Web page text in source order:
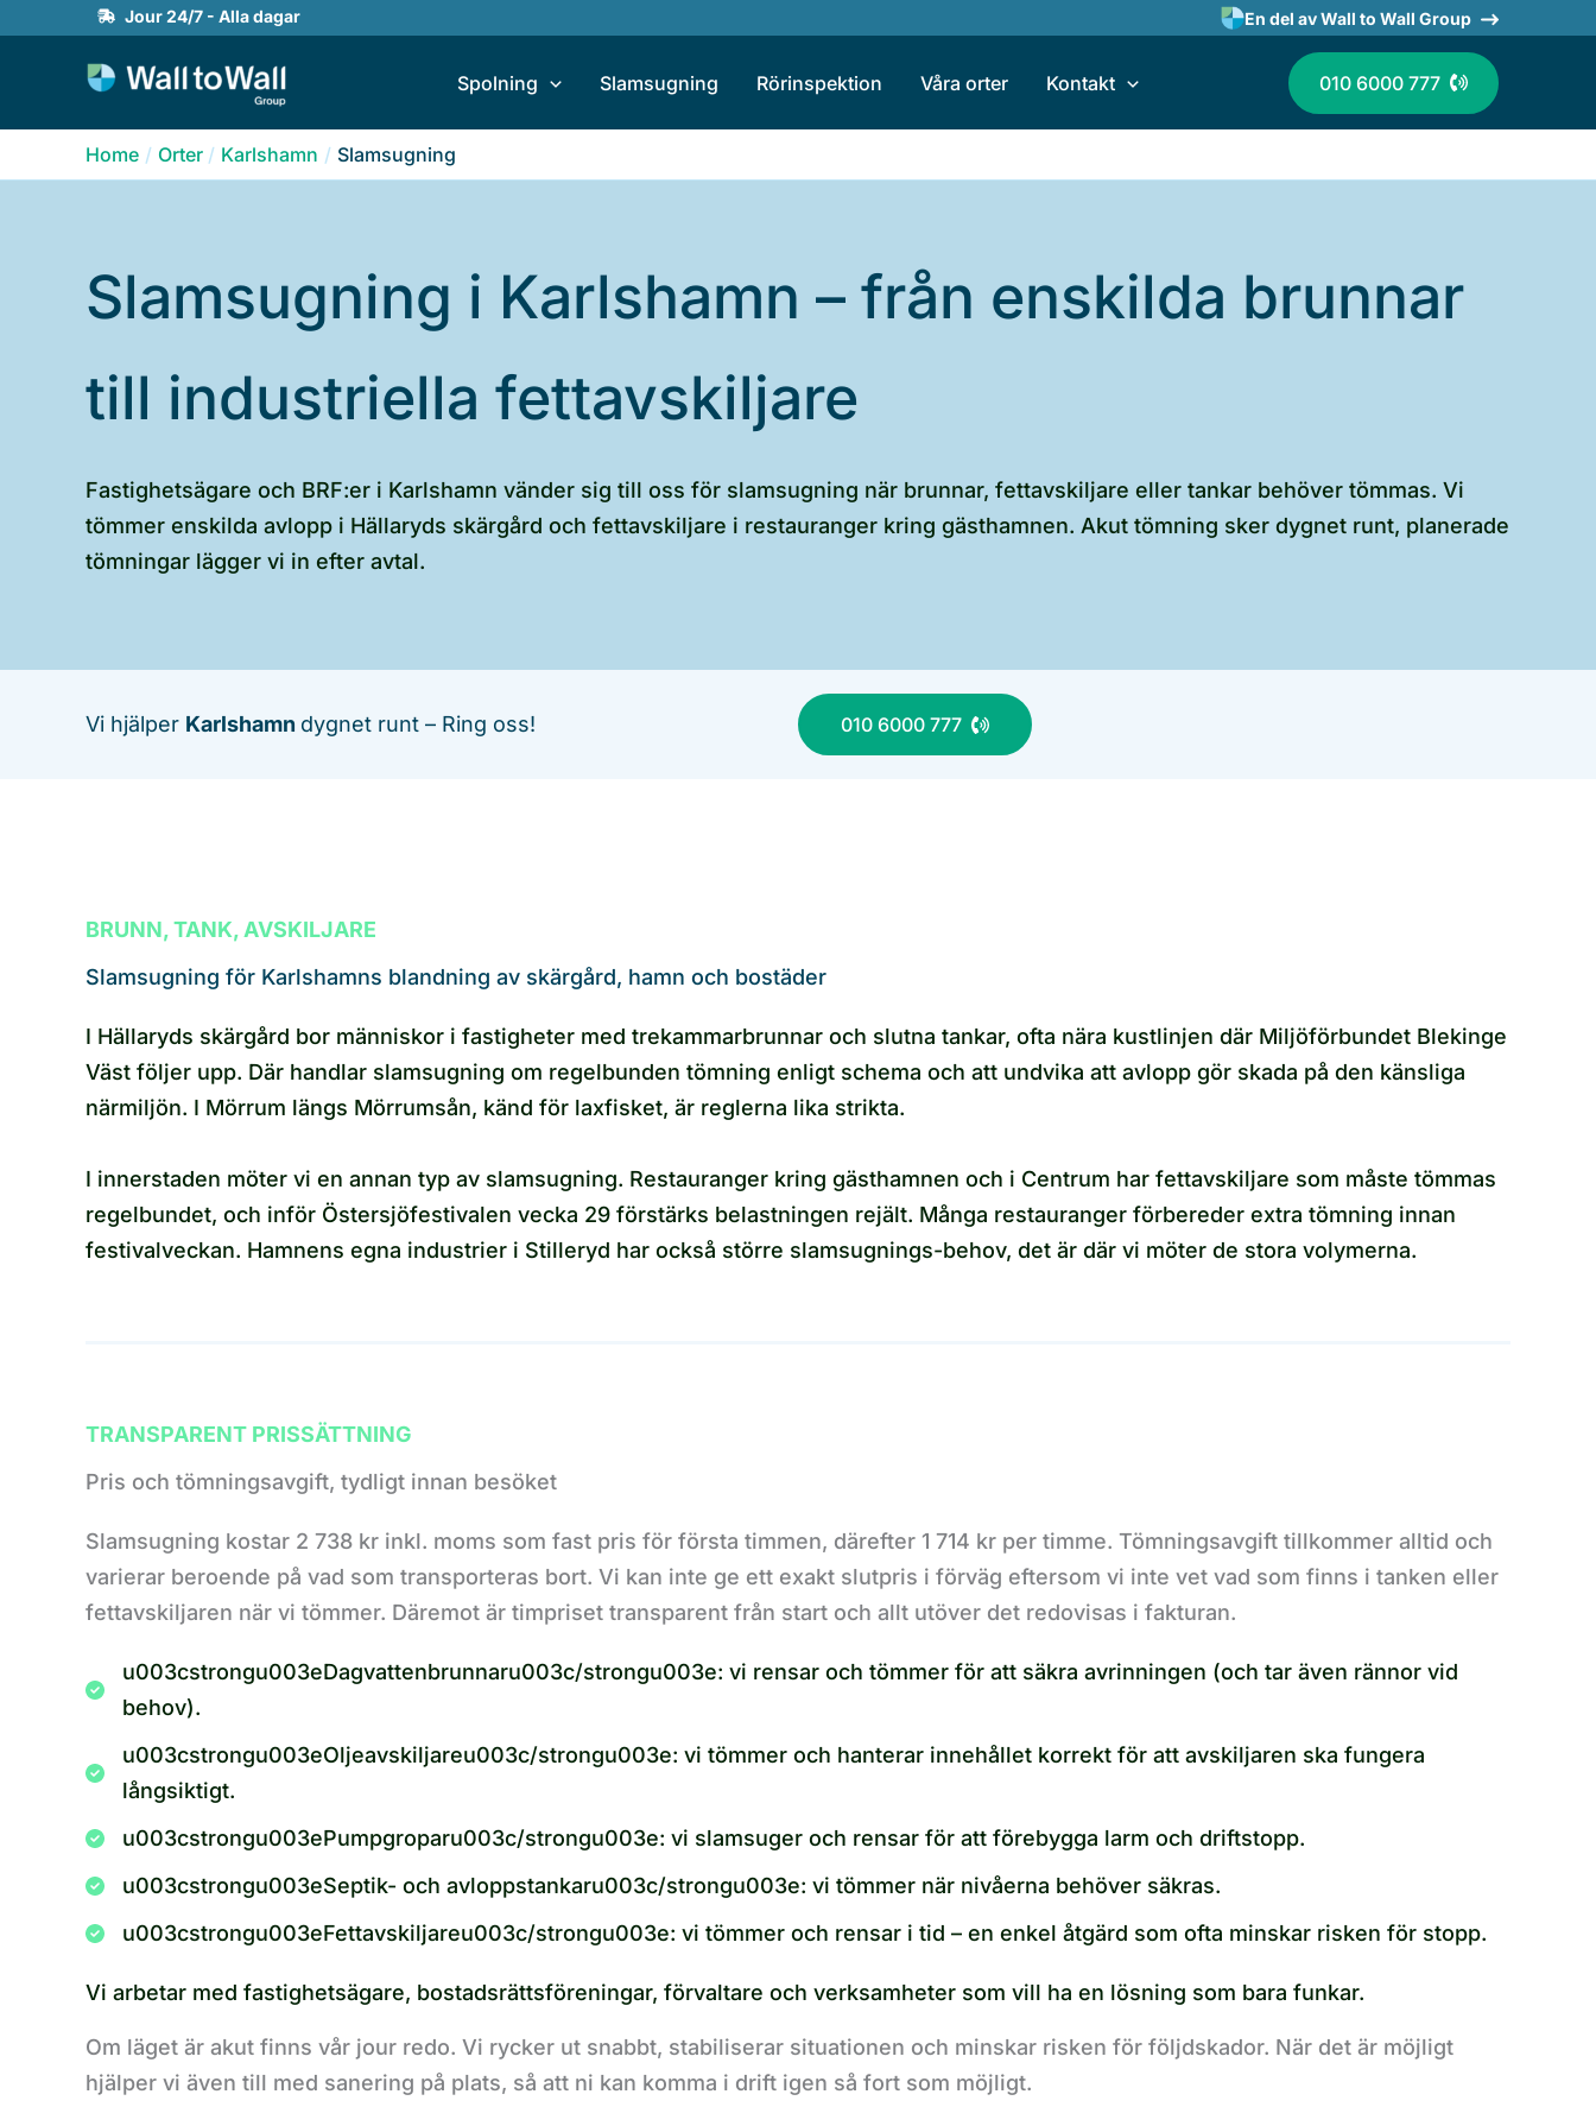
Jour 24/7 - Alla dagar En del av Wall to Wall Group
Spolning Slamsugning Rörinspektion Våra orter Kontakt 010 6000 777
Home Orter Karlshamn Slamsugning
Slamsugning i Karlshamn – från enskilda brunnar
till industriella fettavskiljare
Fastighetsägare och BRF:er i Karlshamn vänder sig till oss för slamsugning när brunnar, fettavskiljare eller tankar behöver tömmas. Vi
tömmer enskilda avlopp i Hällaryds skärgård och fettavskiljare i restauranger kring gästhamnen. Akut tömning sker dygnet runt, planerade
tömningar lägger vi in efter avtal.
Vi hjälper Karlshamn dygnet runt – Ring oss! 010 6000 777
BRUNN, TANK, AVSKILJARE
Slamsugning för Karlshamns blandning av skärgård, hamn och bostäder
I Hällaryds skärgård bor människor i fastigheter med trekammarbrunnar och slutna tankar, ofta nära kustlinjen där Miljöförbundet Blekinge
Väst följer upp. Där handlar slamsugning om regelbunden tömning enligt schema och att undvika att avlopp gör skada på den känsliga
närmiljön. I Mörrum längs Mörrumsån, känd för laxfisket, är reglerna lika strikta.
I innerstaden möter vi en annan typ av slamsugning. Restauranger kring gästhamnen och i Centrum har fettavskiljare som måste tömmas
regelbundet, och inför Östersjöfestivalen vecka 29 förstärks belastningen rejält. Många restauranger förbereder extra tömning innan
festivalveckan. Hamnens egna industrier i Stilleryd har också större slamsugnings-behov, det är där vi möter de stora volymerna.
TRANSPARENT PRISSÄTTNING
Pris och tömningsavgift, tydligt innan besöket
Slamsugning kostar 2 738 kr inkl. moms som fast pris för första timmen, därefter 1 714 kr per timme. Tömningsavgift tillkommer alltid och
varierar beroende på vad som transporteras bort. Vi kan inte ge ett exakt slutpris i förväg eftersom vi inte vet vad som finns i tanken eller
fettavskiljaren när vi tömmer. Däremot är timpriset transparent från start och allt utöver det redovisas i fakturan.
u003cstrongu003eDagvattenbrunnaru003c/strongu003e: vi rensar och tömmer för att säkra avrinningen (och tar även rännor vid
behov).
u003cstrongu003eOljeavskiljareu003c/strongu003e: vi tömmer och hanterar innehållet korrekt för att avskiljaren ska fungera
långsiktigt.
u003cstrongu003ePumpgroparu003c/strongu003e: vi slamsuger och rensar för att förebygga larm och driftstopp.
u003cstrongu003eSeptik- och avloppstankaru003c/strongu003e: vi tömmer när nivåerna behöver säkras.
u003cstrongu003eFettavskiljareu003c/strongu003e: vi tömmer och rensar i tid – en enkel åtgärd som ofta minskar risken för stopp.
Vi arbetar med fastighetsägare, bostadsrättsföreningar, förvaltare och verksamheter som vill ha en lösning som bara funkar.
Om läget är akut finns vår jour redo. Vi rycker ut snabbt, stabiliserar situationen och minskar risken för följdskador. När det är möjligt
hjälper vi även till med sanering på plats, så att ni kan komma i drift igen så fort som möjligt.